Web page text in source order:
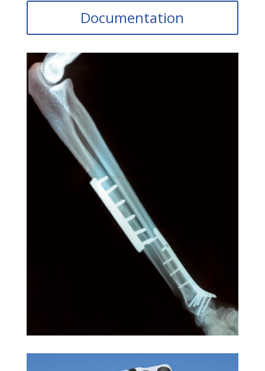
Documentation